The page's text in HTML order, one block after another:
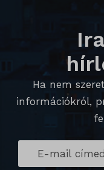
Ha nem
információkról,
SL_G_WPT_TO
SL_wptGlobTipTmp